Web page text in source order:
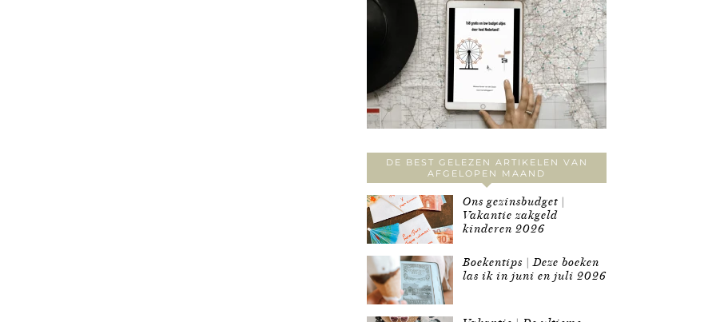
DE BEST GELEZEN ARTIKELEN VAN
AFGELOPEN MAAND
Ons gezinsbudget |
Vakantie zakgeld
kinderen 2026
Boekentips | Deze boeken
las ik in juni en juli 2026